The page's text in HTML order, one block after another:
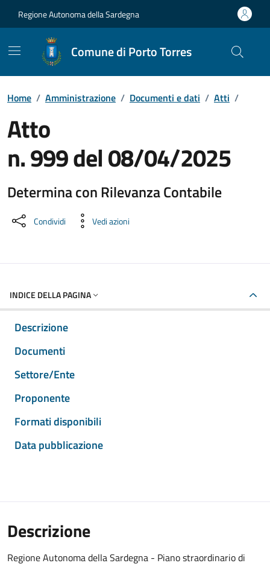
Regione Autonoma della Sardegna
Comune di Porto Torres
Home / Amministrazione / Documenti e dati / Atti /
Atto
n. 999 del 08/04/2025
Determina con Rilevanza Contabile
Dettaglio del documento
Condividi Vedi azioni
INDICE DELLA PAGINA
Descrizione
Documenti
Settore/Ente
Proponente
Formati disponibili
Data pubblicazione
Descrizione
Regione Autonoma della Sardegna - Piano straordinario di